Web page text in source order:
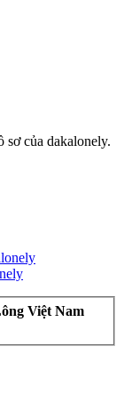
sơ của dakalonely.
Việt Nam